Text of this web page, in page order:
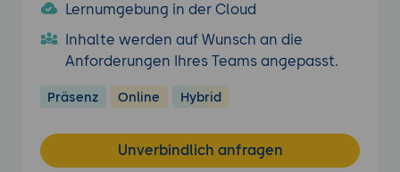
Lernumgebung in der Cloud
Inhalte werden auf Wunsch an die
Anforderungen Ihres Teams angepasst.
Präsenz Online Hybrid
Unverbindlich anfragen